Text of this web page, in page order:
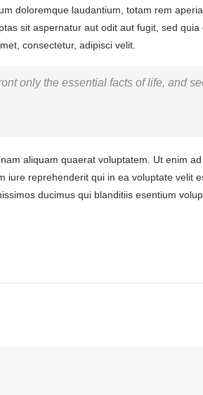
doloremque laudantium, totam rem
sit aspernatur aut odit aut fugit, sed
consectetur, adipisci velit.
only the essential facts of life, and
aliquam quaerat voluptatem. Ut enim
reprehenderit qui in ea voluptate velit
ducimus qui blanditiis esentium